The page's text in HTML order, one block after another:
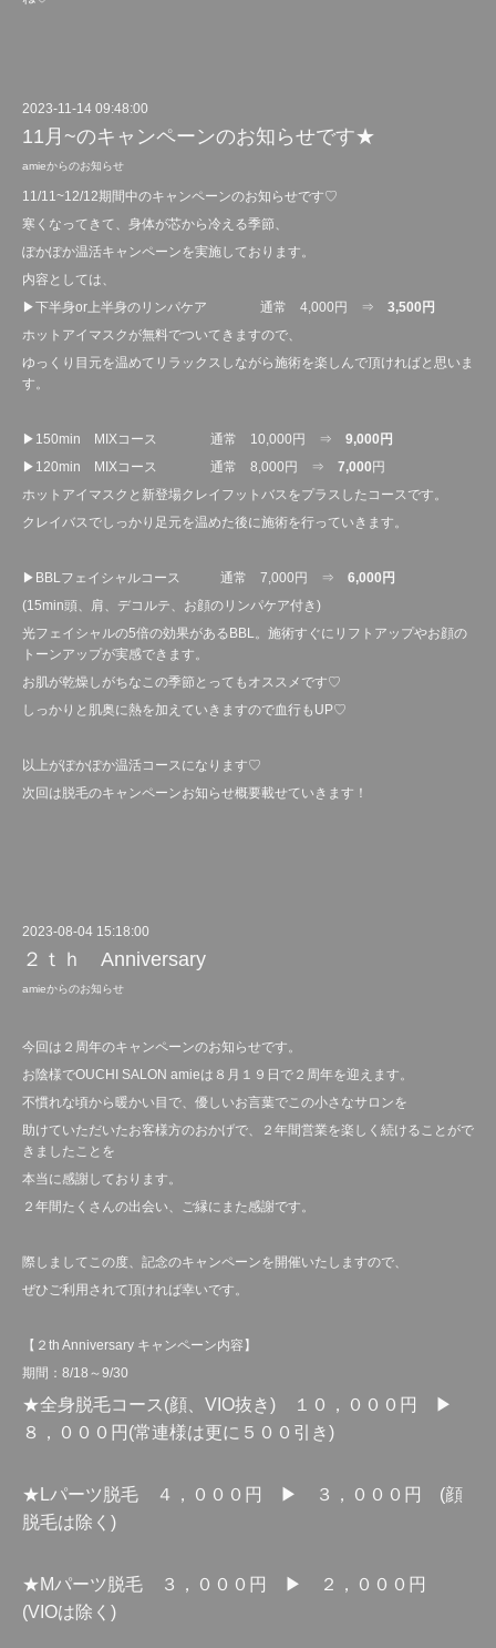
2023-11-14 09:48:00
11月~のキャンペーンのお知らせです★
amieからのお知らせ
11/11~12/12期間中のキャンペーンのお知らせです♡
寒くなってきて、身体が芯から冷える季節、
ぽかぽか温活キャンペーンを実施しております。
内容としては、
▶下半身or上半身のリンパケア 通常 4,000円 ⇒ 3,500円
ホットアイマスクが無料でついてきますので、
ゆっくり目元を温めてリラックスしながら施術を楽しんで頂ければと思いま
す。
▶150min MIXコース 通常 10,000円 ⇒ 9,000円
▶120min MIXコース 通常 8,000円 ⇒ 7,000 円
ホットアイマスクと新登場クレイフットバスをプラスしたコースです。
クレイバスでしっかり足元を温めた後に施術を行っていきます。
▶BBLフェイシャルコース 通常 7,000円 ⇒ 6,000円
(15min頭、肩、デコルテ、お顔のリンパケア付き)
光フェイシャルの5倍の効果があるBBL。施術すぐにリフトアップやお顔の
トーンアップが実感できます。
お肌が乾燥しがちなこの季節とってもオススメです♡
しっかりと肌奥に熱を加えていきますので血行もUP♡
以上がぽかぽか温活コースになります♡
次回は脱毛のキャンペーンお知らせ概要載せていきます！
2023-08-04 15:18:00
２ｔｈ Anniversary
amieからのお知らせ
今回は２周年のキャンペーンのお知らせです。
お陰様でOUCHI SALON amieは８月１９日で２周年を迎えます。
不慣れな頃から暖かい目で、優しいお言葉でこの小さなサロンを
助けていただいたお客様方のおかげで、２年間営業を楽しく続けることがで
きましたことを
本当に感謝しております。
２年間たくさんの出会い、ご縁にまた感謝です。
際しましてこの度、記念のキャンペーンを開催いたしますので、
ぜひご利用されて頂ければ幸いです。
【２th Anniversary キャンペーン内容】
期間：8/18～9/30
★全身脱毛コース(顔、VIO抜き) １０，０００円 ▶
８，０００円(常連様は更に５００引き)
★Lパーツ脱毛 ４，０００円 ▶ ３，０００円 (顔
脱毛は除く)
★Mパーツ脱毛 ３，０００円 ▶ ２，０００円
(VIOは除く)